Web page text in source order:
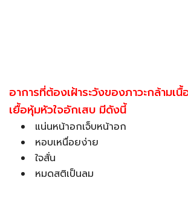
อาการที่ต้องเฝ้าระวังของภาวะกล้ามเ
เยื้อหุ้มหัวใจอักเสบ มีดังนี้
แน่นหน้าอกเจ็บหน้าอก
หอบเหนื่อยง่าย
ใจสั่น
หมดสติเป็นลม